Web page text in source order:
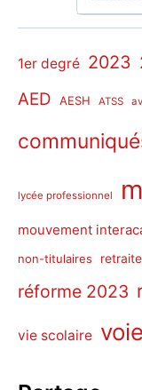
1er degré 2023
AED AESH ATSS
lycée professionnel
mouvement
non-titulaires
réforme 2023
vie scolaire